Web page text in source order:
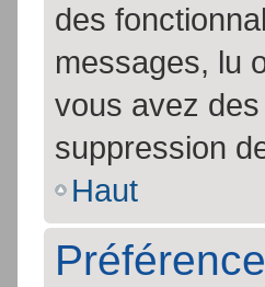
des
messages, lu
vous avez
suppression
Haut